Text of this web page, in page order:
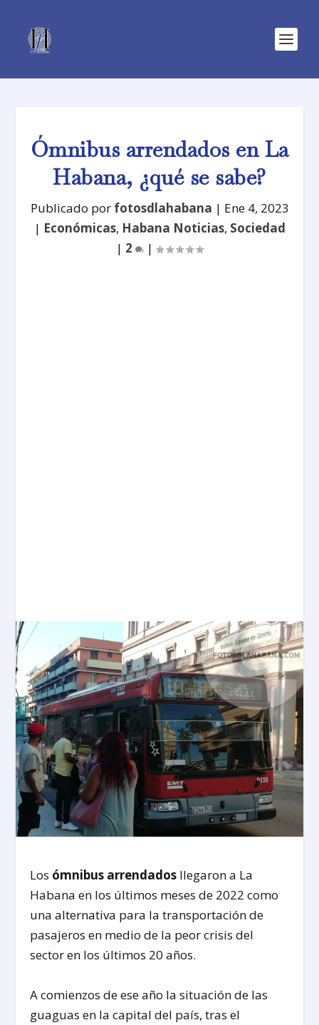
Ómnibus arrendados en La
Habana, ¿qué se sabe?
Publicado por fotosdlahabana | Ene 4, 2023
| Económicas, Habana Noticias, Sociedad
| 2 |
Los ómnibus arrendados llegaron a La
Habana en los últimos meses de 2022 como
una alternativa para la transportación de
pasajeros en medio de la peor crisis del
sector en los últimos 20 años.
A comienzos de ese año la situación de las
guaguas en la capital del país, tras el